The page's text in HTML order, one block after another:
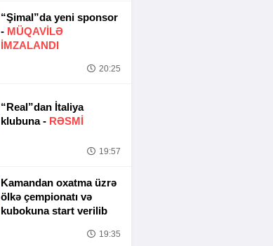
“Şimal”da yeni sponsor
- MÜQAVİLƏ
İMZALANDI
20:25
“Real”dan İtaliya
klubuna - RƏSMİ
19:57
Kamandan oxatma üzrə
ölkə çempionatı və
kubokuna start verilib
19:35